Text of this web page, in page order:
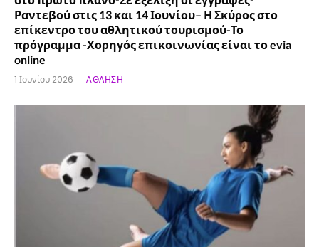
Ραντεβού στις 13 και 14 Ιουνίου– Η Σκύρος στο
επίκεντρο του αθλητικού τουρισμού-Το
πρόγραμμα -Χορηγός επικοινωνίας είναι το evia
online
1 Ιουνίου 2026 ΆΘΛΗΣΗ